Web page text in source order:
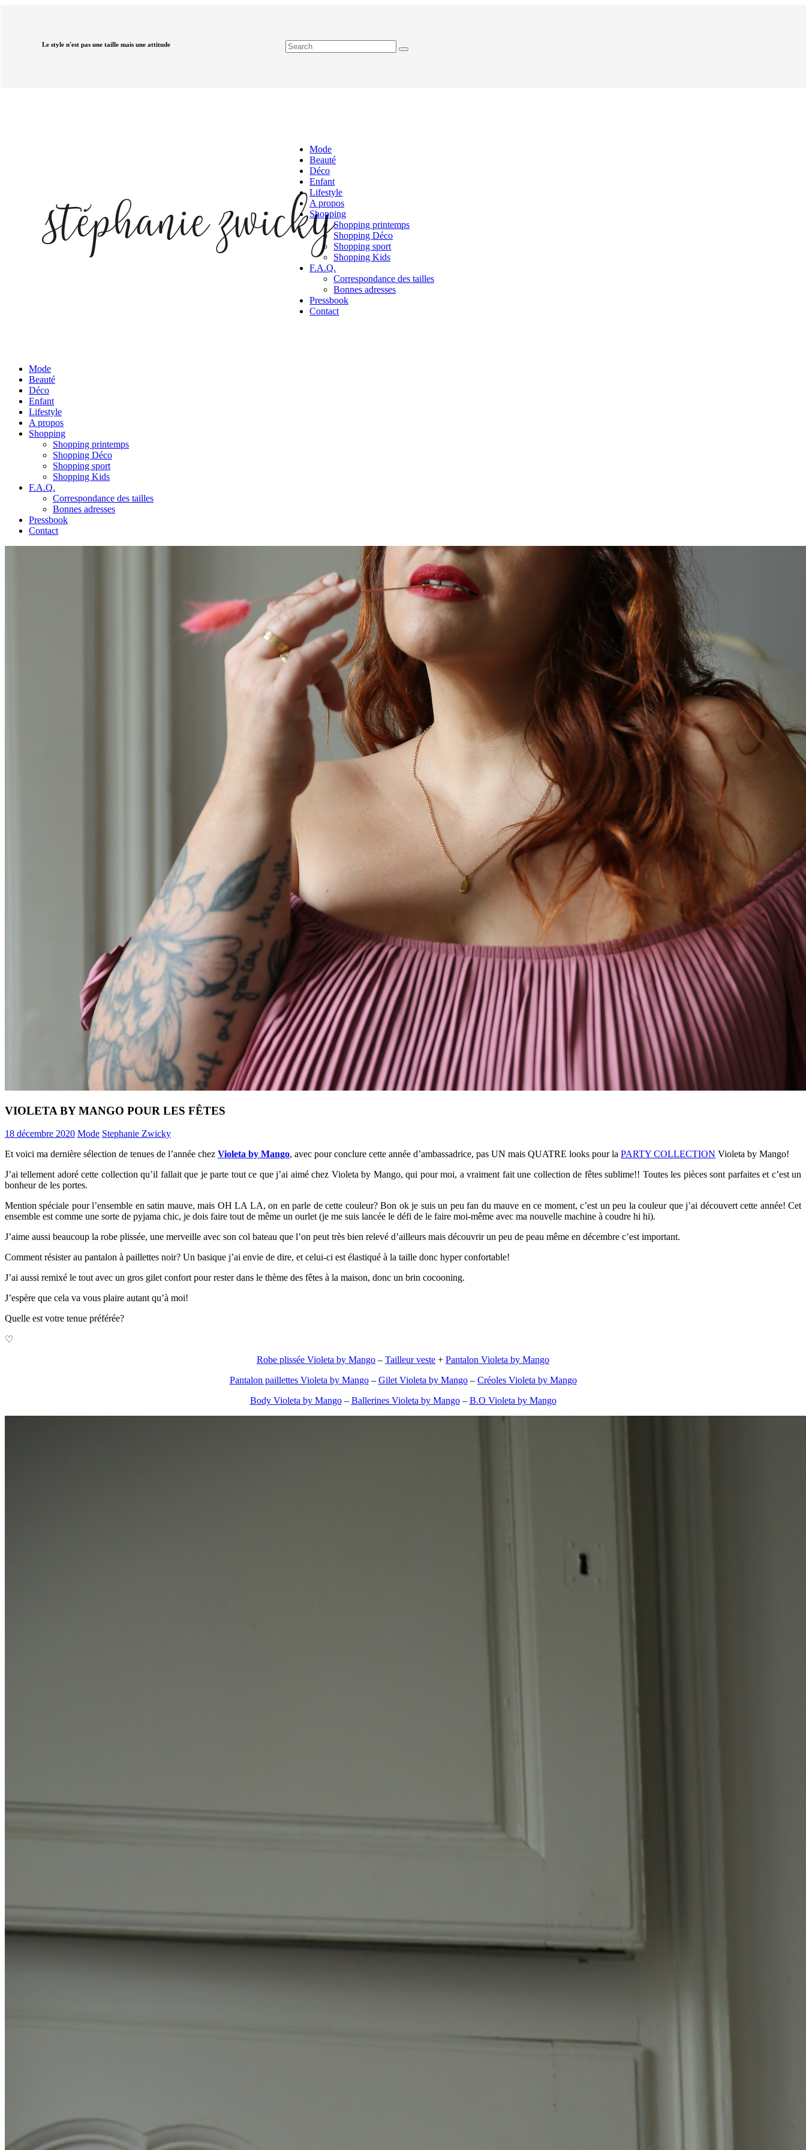
Le style n'est pas une taille mais une attitude
Mode
Beauté
Déco
Enfant
Lifestyle
A propos
Shopping
Shopping printemps
Shopping Déco
Shopping sport
Shopping Kids
F.A.Q.
Correspondance des tailles
Bonnes adresses
Pressbook
Contact
Mode
Beauté
Déco
Enfant
Lifestyle
A propos
Shopping
Shopping printemps
Shopping Déco
Shopping sport
Shopping Kids
F.A.Q.
Correspondance des tailles
Bonnes adresses
Pressbook
Contact
VIOLETA BY MANGO POUR LES FÊTES
18 décembre 2020 Mode Stephanie Zwicky
Et voici ma dernière sélection de tenues de l’année chez Violeta by Mango, avec pour conclure cette année d’ambassadrice, pas UN mais QUATRE looks pour la PARTY COLLECTION Violeta by Mango!
J’ai tellement adoré cette collection qu’il fallait que je parte tout ce que j’ai aimé chez Violeta by Mango, qui pour moi, a vraiment fait une collection de fêtes sublime!! Toutes les pièces sont parfaites et c’est un
bonheur de les portes.
Mention spéciale pour l’ensemble en satin mauve, mais OH LA LA, on en parle de cette couleur? Bon ok je suis un peu fan du mauve en ce moment, c’est un peu la couleur que j’ai découvert cette année! Cet
ensemble est comme une sorte de pyjama chic, je dois faire tout de même un ourlet (je me suis lancée le défi de le faire moi-même avec ma nouvelle machine à coudre hi hi).
J’aime aussi beaucoup la robe plissée, une merveille avec son col bateau que l’on peut très bien relevé d’ailleurs mais découvrir un peu de peau même en décembre c’est important.
Comment résister au pantalon à paillettes noir? Un basique j’ai envie de dire, et celui-ci est élastiqué à la taille donc hyper confortable!
J’ai aussi remixé le tout avec un gros gilet confort pour rester dans le thème des fêtes à la maison, donc un brin cocooning.
J’espère que cela va vous plaire autant qu’à moi!
Quelle est votre tenue préférée?
♡
Robe plissée Violeta by Mango – Tailleur veste + Pantalon Violeta by Mango
Pantalon paillettes Violeta by Mango– Gilet Violeta by Mango– Créoles Violeta by Mango
Body Violeta by Mango– Ballerines Violeta by Mango– B.O Violeta by Mango